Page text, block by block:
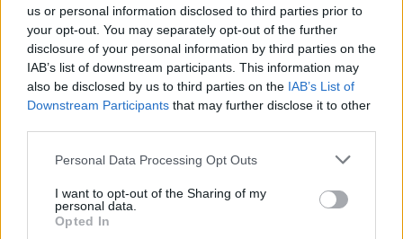
us or personal information disclosed to third parties prior to
your opt-out. You may separately opt-out of the further
disclosure of your personal information by third parties on the
IAB’s list of downstream participants. This information may
also be disclosed by us to third parties on the IAB’s List of
Downstream Participants that may further disclose it to other
Please note that this website/app uses one or more Google
not limited to your visit or usage behaviour. You may click to
grant or deny consent to Google and its third-party tags to
use your data for below specified purposes in below Google
Personal Data Processing Opt Outs
I want to opt-out of the Sharing of my
personal data.
Opted In